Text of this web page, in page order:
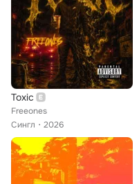
Toxic
Freeones
Сингл
2026